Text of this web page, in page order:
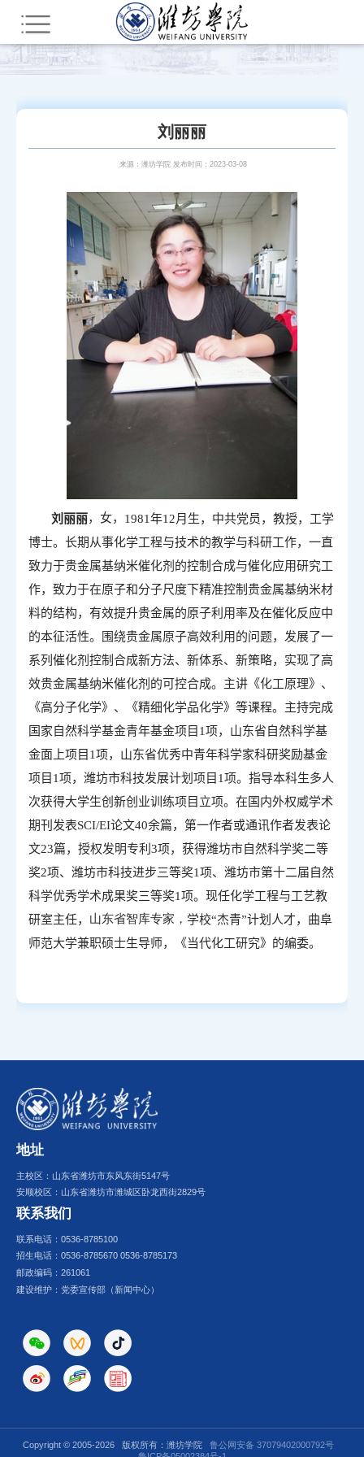
您所在的位置：首页 师资队伍 潍院学人 工学
刘丽丽
来源：潍坊学院 发布时间：2023-03-08
刘丽丽，女， 1981年12月生，中共党员，教授，工学
博士。长期从事化学工程与技术的教学与科研工作，一直
致力于贵金属基纳米催化剂的控制合成与催化应用研究工
作，致力于在原子和分子尺度下精准控制贵金属基纳米材
料的结构，有效提升贵金属的原子利用率及在催化反应中
的本征活性。围绕贵金属原子高效利用的问题，发展了一
系列催化剂控制合成新方法、新体系、新策略，实现了高
效贵金属基纳米催化剂的可控合成。主讲《化工原理》、
《高分子化学》、《精细化学品化学》等课程。主持完成
国家自然科学基金青年基金项目 1项，山东省自然科学基
金面上项目 1项，山东省优秀中青年科学家科研奖励基金
项目 1项，潍坊市科技发展计划项目 1项。指导本科生多人
次获得大学生创新创业训练项目立项。在国内外权威学术
期刊发表SCI/EI论文40余篇，第一作者或通讯作者发表论
文23篇，授权发明专利3项，获得潍坊市自然科学奖二等
奖2项、潍坊市科技进步三等奖1项、潍坊市第十二届自然
科学优秀学术成果奖三等奖1项。现任化学工程与工艺教
研室主任， 山东省智库专家， 学校“杰青”计划人才，曲阜
师范大学兼职硕士生导师，《当代化工研究》的编委。
地址
主校区：山东省潍坊市东风东街5147号
安顺校区：山东省潍坊市潍城区卧龙西街2829号
联系我们
联系电话：0536-8785100
招生电话：0536-8785670 0536-8785173
邮政编码：261061
建设维护：党委宣传部（新闻中心）
Copyright © 2005-2026 版权所有：潍坊学院 鲁公网安备 37079402000792号